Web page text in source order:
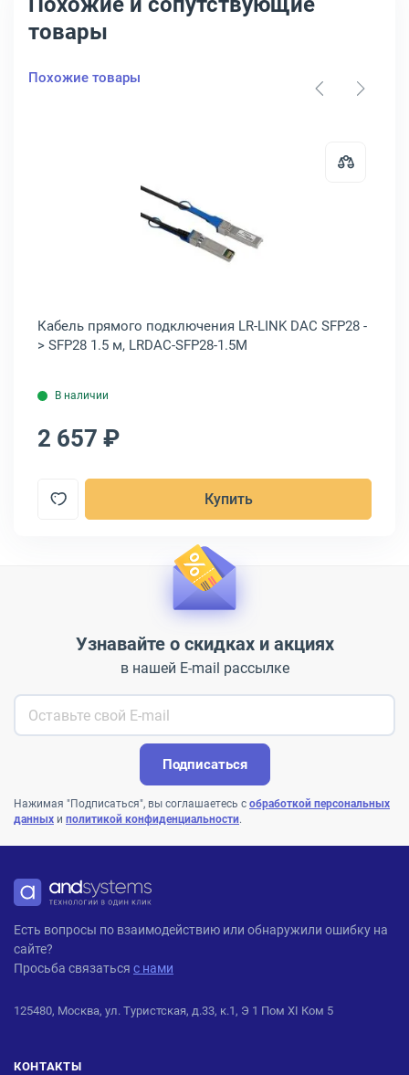
товары
Похожие товары
подключения ACD Direct Attach SFP PLUS -&gt; SFP PLUS 3 м,
Открыть товар: Кабель прямого
Кабель прямого подключения LR-LINK DAC SFP28 -
> SFP28 1.5 м, LRDAC-SFP28-1.5M
В наличии
2 657 ₽
Купить
Узнавайте о скидках и акциях
в нашей E-mail рассылке
Подписаться
Нажимая "Подписаться", вы соглашаетесь с обработкой персональных
данных и политикой конфиденциальности.
ANDPRO
Есть вопросы по взаимодействию или обнаружили ошибку на
сайте?
Просьба связаться с нами
125480, Москва, ул. Туристская, д.33, к.1, Э 1 Пом XI Ком 5
КОНТАКТЫ